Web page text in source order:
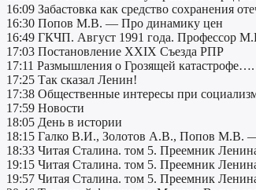
16:09 Забастовка как средство сохранения
16:30 Попов М.В. — Про динамику цен
16:49 ГКЧП. Август 1991 года. Профессор
17:03 Постановление XXIX Съезда РПР
17:11 Размышления о Грозящей
17:25 Так сказал Ленин!
17:38 Общественные интересы при
17:59 Новости
18:05 День в истории
18:15 Галко В.И., Золотов А.В., Попов М.В. —
18:33 Читая Сталина. том 5. Преемник
19:15 Читая Сталина. том 5. Преемник
19:57 Читая Сталина. том 5. Преемник